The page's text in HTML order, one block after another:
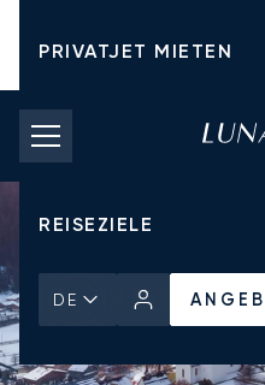
PRIVATJET MIETEN
CHARTERPREISE
PRIVATJETS
REISEZIELE
DE